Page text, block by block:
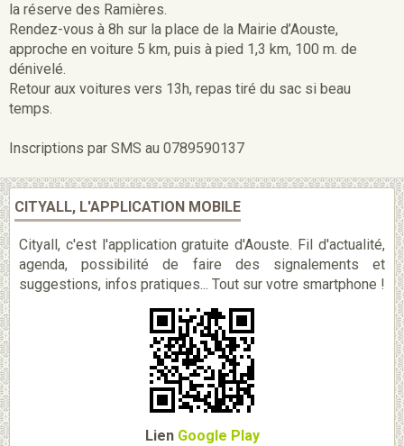
la réserve des Ramières.
Rendez-vous à 8h sur la place de la Mairie d’Aouste,
approche en voiture 5 km, puis à pied 1,3 km, 100 m. de
dénivelé.
Retour aux voitures vers 13h, repas tiré du sac si beau
temps.
Inscriptions par SMS au 0789590137
CITYALL, L'APPLICATION MOBILE
Cityall, c'est l'application gratuite d'Aouste. Fil d'actualité,
agenda, possibilité de faire des signalements et
suggestions, infos pratiques... Tout sur votre smartphone !
Lien Google Play